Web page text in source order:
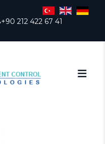
+90 212 422 67 41